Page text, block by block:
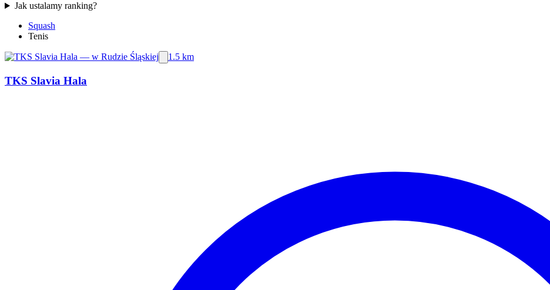
Jak ustalamy ranking?
Squash
Tenis
1.5 km
TKS Slavia Hala